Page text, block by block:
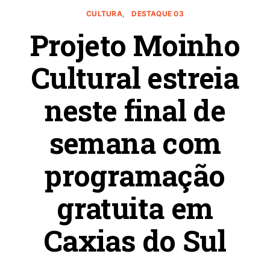
CULTURA DESTAQUE 03
Projeto Moinho
Cultural estreia
neste final de
semana com
programação
gratuita em
Caxias do Sul